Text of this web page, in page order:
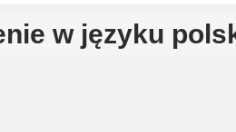
w języku